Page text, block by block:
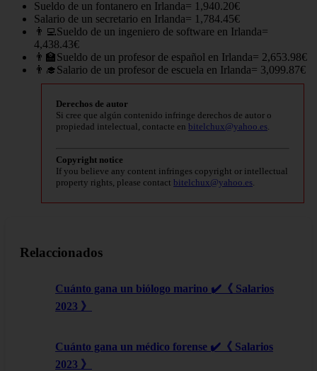
Sueldo de un fontanero en Irlanda= 1,940.20€
Salario de un secretario en Irlanda= 1,784.45€
👨‍💻Sueldo de un ingeniero de software en Irlanda=
4,438.43€
👨‍🏫Sueldo de un profesor de español en Irlanda= 2,653.98€
👨‍🎓Salario de un profesor de escuela en Irlanda= 3,099.87€
Derechos de autor
Si cree que algún contenido infringe derechos de autor o
propiedad intelectual, contacte en bitelchux@yahoo.es
Copyright notice
If you believe any content infringes copyright or intellectual
property rights, please contact bitelchux@yahoo.es
Relaccionados
Cuánto gana un biólogo marino ✔️《 Salarios
2023 》
Cuánto gana un médico forense ✔️《 Salarios
2023 》